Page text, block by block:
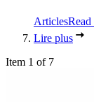
ArticlesRead
Lire plus
Item 1 of 7